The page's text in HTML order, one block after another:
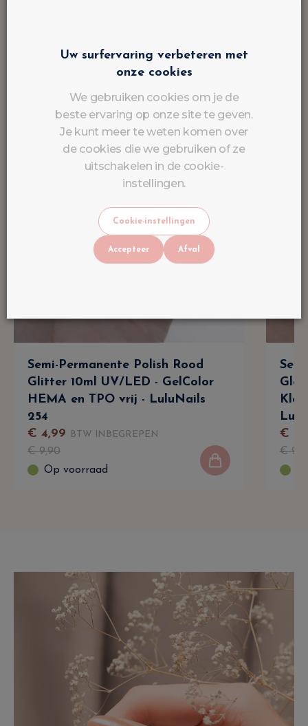
Semi-Permanente Polish Rood
Glitter 10ml UV/LED - GelColor
HEMA en TPO vrij - LuluNails
254
€ 4,99 BTW INBEGREPEN
€9,90
Op voorraad
€
€9
Uw surfervaring verbeteren met
onze cookies
We gebruiken cookies om je de
beste ervaring op onze site te geven.
Je kunt meer te weten komen over
de cookies die we gebruiken of ze
uitschakelen in de cookie-
instellingen.
Cookie-instellingen
Accepteer Afval